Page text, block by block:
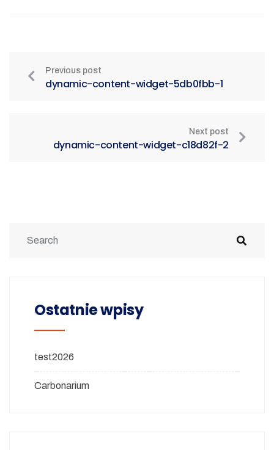
Previous post
dynamic-content-widget-5db0fbb-1
Next post
dynamic-content-widget-c18d82f-2
Ostatnie wpisy
test2026
Carbonarium